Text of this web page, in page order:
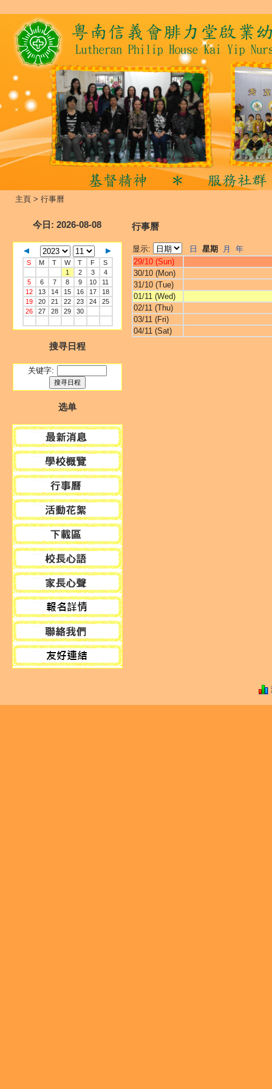
主頁 > 行事曆
今日 : 2026-08-08
S M T W T F
S
1
2 3
4
5
6 7 8 9 10
11
12
13 14 15 16 17
18
19
20 21 22 23 24
25
26
27 28 29 30
搜寻日程
关键字:
选单
行事曆
显示: 日 星期 月
年
29/10 (Sun)
30/10 (Mon)
31/10 (Tue)
01/11 (Wed)
02/11 (Thu)
03/11 (Fri)
04/11 (Sat)